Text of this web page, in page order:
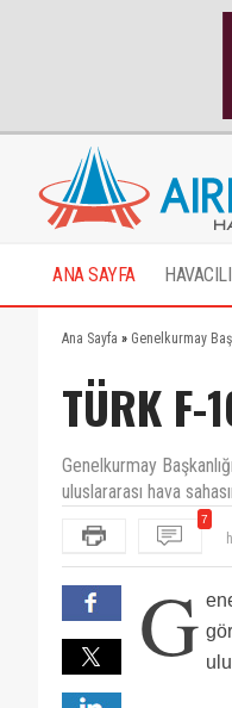
ANA SAYFA
Ana Sayfa » Genelkurmay
TÜRK F-
Genelkurmay
uluslararası hava
7
G